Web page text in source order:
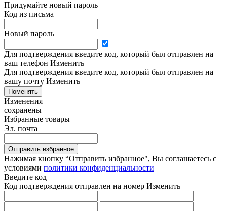
Придумайте новый пароль
Код из письма
Новый пароль
Для подтверждения введите код, который был отправлен на
ваш телефон Изменить
Для подтверждения введите код, который был отправлен на
вашу почту Изменить
Поменять
Изменения
сохранены
Избранные товары
Эл. почта
Отправить избранное
Нажимая кнопку “Отправить избранное", Вы соглашаетесь c
условиями политики конфиденциальности
Введите код
Код подтверждения отправлен на номер Изменить